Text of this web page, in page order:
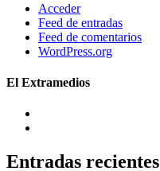
Acceder
Feed de entradas
Feed de comentarios
WordPress.org
El Extramedios
Entradas recientes